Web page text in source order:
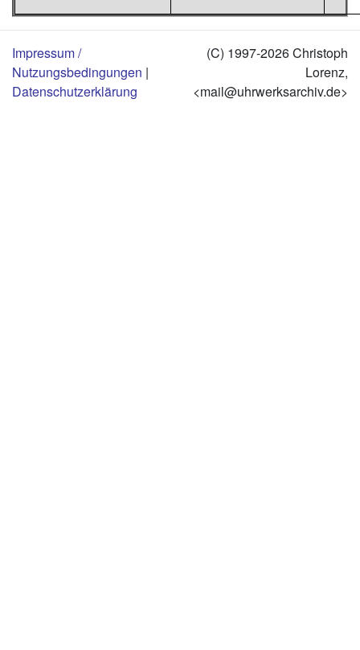
Impressum /
Nutzungsbedingungen |
Datenschutzerklärung
(C) 1997-2026 Christoph
Lorenz,
<mail@uhrwerksarchiv.de>